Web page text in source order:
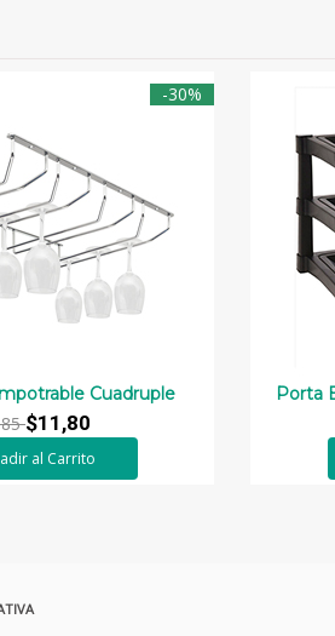
-30%
Cuadruple
$11,80
al Carrito
Porta